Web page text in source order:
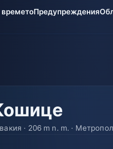
Предупреждения
· 206 m n. m. ·